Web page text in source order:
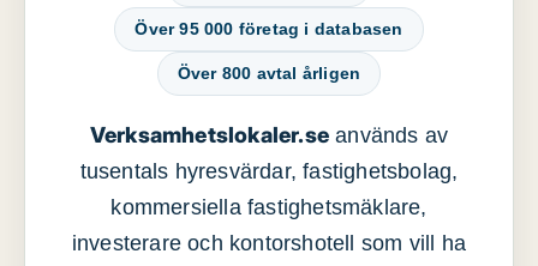
Över 95 000 företag i databasen
Över 800 avtal årligen
Verksamhetslokaler.se används av
tusentals hyresvärdar, fastighetsbolag,
kommersiella fastighetsmäklare,
investerare och kontorshotell som vill ha